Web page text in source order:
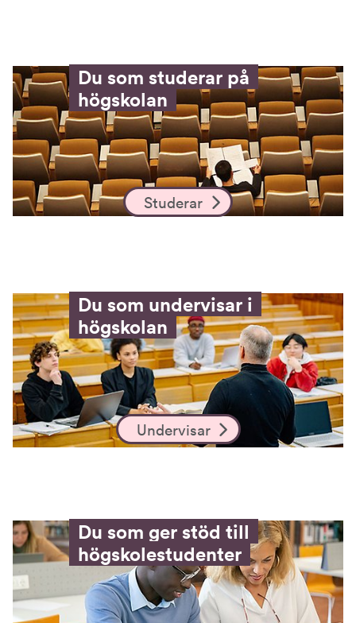
Du som studerar på
högskolan
Studerar
Du som undervisar i
högskolan
Undervisar
Du som ger stöd till
högskolestudenter